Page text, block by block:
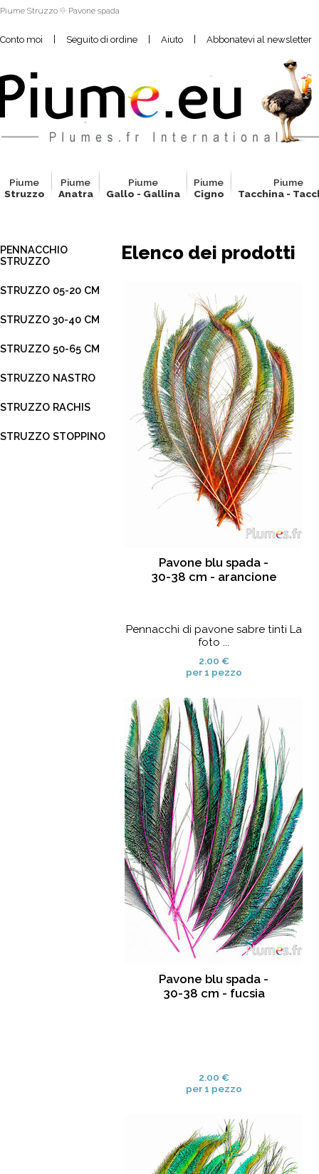
Piume Struzzo Pavone spada
Conto moi | Seguito di ordine | Aiuto | Abbonatevi al newsletter
Piume
Struzzo
Piume
Anatra
Piume
Gallo - Gallina
Piume
Cigno
Piume
Tacchina -
PENNACCHIO
STRUZZO
STRUZZO 05-20 CM
STRUZZO 30-40 CM
STRUZZO 50-65 CM
STRUZZO NASTRO
STRUZZO RACHIS
STRUZZO STOPPINO
Elenco dei prodotti
Pavone blu spada -
30-38 cm - arancione
Pennacchi di pavone sabre tinti La
foto ...
2.00 €
per 1 pezzo
Pavone blu spada -
30-38 cm - fucsia
2.00 €
per 1 pezzo